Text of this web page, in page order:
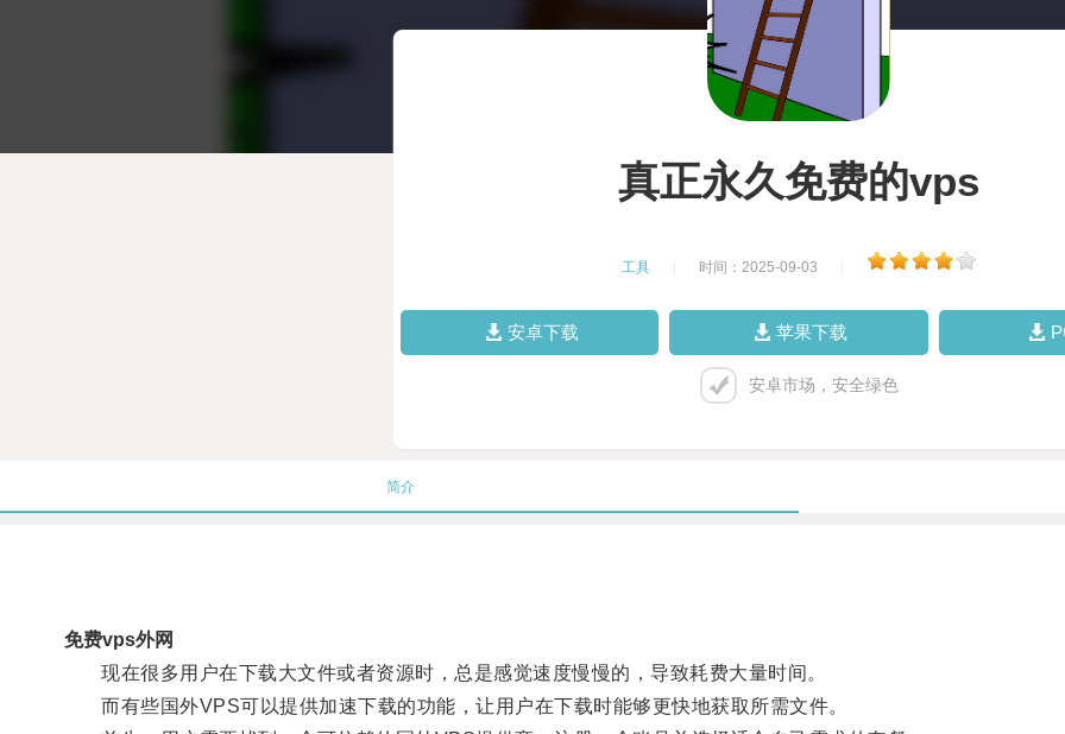
真正永久免费的vps
工具 时间：2025-09-03
安卓下载 苹果下载
安卓市场，安全绿色
简介
免费vps外网
现在很多用户在下载大文件或者资源时，总是感觉速度慢慢的，导致耗费大量时间。
而有些国外VPS可以提供加速下载的功能，让用户在下载时能够更快地获取所需文件。